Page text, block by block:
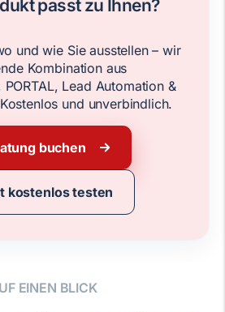
passt zu Ihnen?
und wie Sie ausstellen – wir
Kombination aus
Lead Automation &
und unverbindlich.
buchen
kostenlos testen
EINEN BLICK